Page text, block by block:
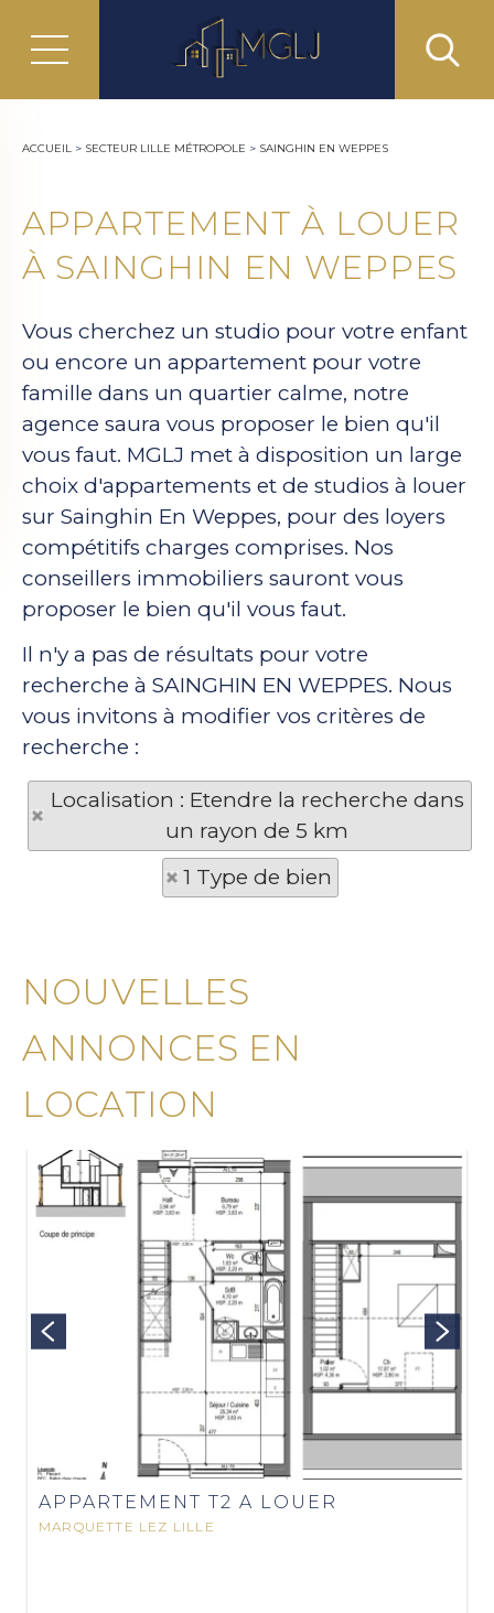
ACCUEIL > SECTEUR LILLE MÉTROPOLE > SAINGHIN EN WEPPES
APPARTEMENT À LOUER
À SAINGHIN EN WEPPES
Vous cherchez un studio pour votre enfant
ou encore un appartement pour votre
famille dans un quartier calme, notre
agence saura vous proposer le bien qu'il
vous faut. MGLJ met à disposition un large
choix d'appartements et de studios à louer
sur Sainghin En Weppes, pour des loyers
compétitifs charges comprises. Nos
conseillers immobiliers sauront vous
proposer le bien qu'il vous faut.
Il n'y a pas de résultats pour votre
recherche à SAINGHIN EN WEPPES. Nous
vous invitons à modifier vos critères de
recherche :
Localisation : Etendre la recherche dans
un rayon de 5 km
1 Type de bien
NOUVELLES
ANNONCES EN
LOCATION
APPARTEMENT T2 A LOUER
MARQUETTE LEZ LILLE